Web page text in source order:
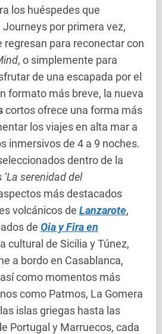
los huéspedes que
por primera vez,
regresan para reconectar con
, o simplemente para
de una escapada por el
formato más breve, la nueva
cortos ofrece una forma más
los viajes en alta mar a
inmersivos de 4 a 9 noches.
dentro de la
‘La serenidad del
más destacados
volcánicos de Lanzarote,
de Oia y Fira en
cultural de Sicilia y Túnez,
a bordo en Casablanca,
como momentos más
como Patmos, La Gomera
islas griegas hasta las
Portugal y Marruecos, cada